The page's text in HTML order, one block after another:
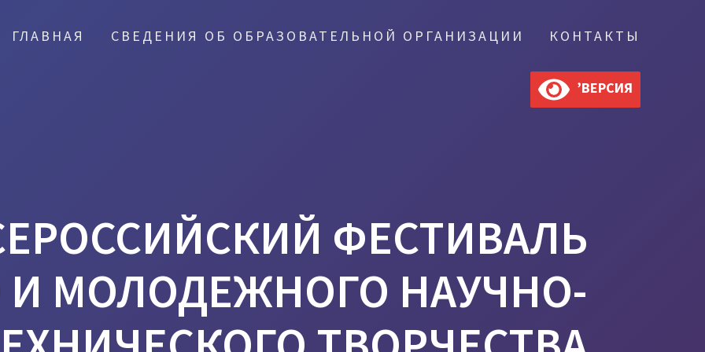
ГЛАВНАЯ СВЕДЕНИЯ ОБ ОБРАЗОВАТЕЛЬНОЙ ОРГАНИЗАЦИИ КОНТАКТЫ
’ВЕРСИЯ
ФЕСТИВАЛЬ
И МОЛОДЕЖНОГО НАУЧНО-